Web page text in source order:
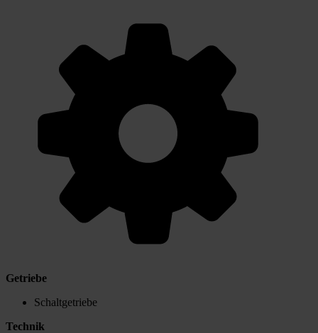
Getriebe
Schaltgetriebe
Technik